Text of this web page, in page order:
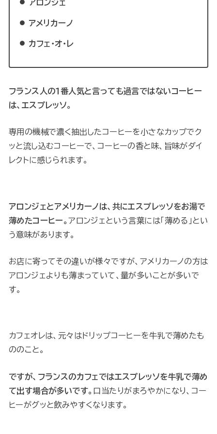
アロンジェ
アメリカーノ
カフェ・オ・レ
フランス人の１番人気と言っても過言ではないコーヒー
は、エスプレッソ。
専用の機械で濃く抽出したコーヒーを小さなカップでク
ッと流し込むコーヒーで、コーヒーの香と味、旨味がダイ
レクトに感じられます。
アロンジェとアメリカーノは、共にエスプレッソをお湯で
薄めたコーヒー。アロンジェという言葉には「薄める」とい
う意味があります。
お店に寄ってその違いが様々ですが、アメリカーノの方は
アロンジェよりも薄まっていて、量が多いことが多いで
す。
カフェオレは、元々はドリップコーヒーを牛乳で薄めたも
ののこと。
ですが、フランスのカフェではエスプレッソを牛乳で薄め
て出す場合が多いです。 口当たりがまろやかになり、コー
ヒーがグッと飲みやすくなります。